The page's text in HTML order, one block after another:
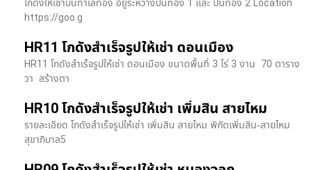
โกดังให้เช่าบนทำเลทอง อยู่ระหว่างปิ่นทอง 1 และ ปิ่นทอง 2 Location
https://goo.g
HR11 โกดังสำเร็จรูปให้เช่า ดอนเมือง
HR11 โกดังสำเร็จรูปให้เช่า ดอนเมือง ขนาดพื้นที่ 3 ไร่ 3 งาน 70 ตาราง
วา สร้างตา
HR10 โกดังสำเร็จรูปให้เช่า เพิ่มสิน สายไหม
รายละเอียด โกดังสำเร็จรูปให้เช่า เพิ่มสิน สายไหม พิกัดเพิ่มสิน-สายไหม
สุขาภิบาล5